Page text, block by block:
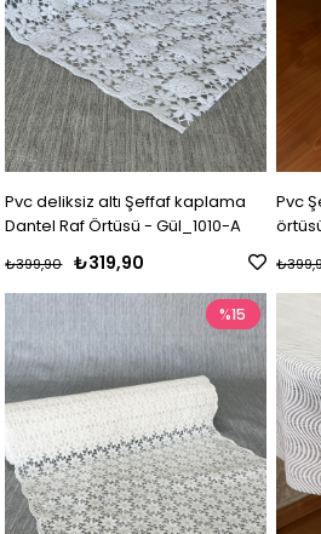
Pvc deliksiz altı Şeffaf kaplama
Dantel Raf Örtüsü - Gül_1010-A
₺319,90
₺399,90
Pvc
%15